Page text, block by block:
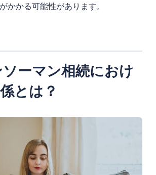
かかる可能性があります。
ーマン相続におけ
とは？